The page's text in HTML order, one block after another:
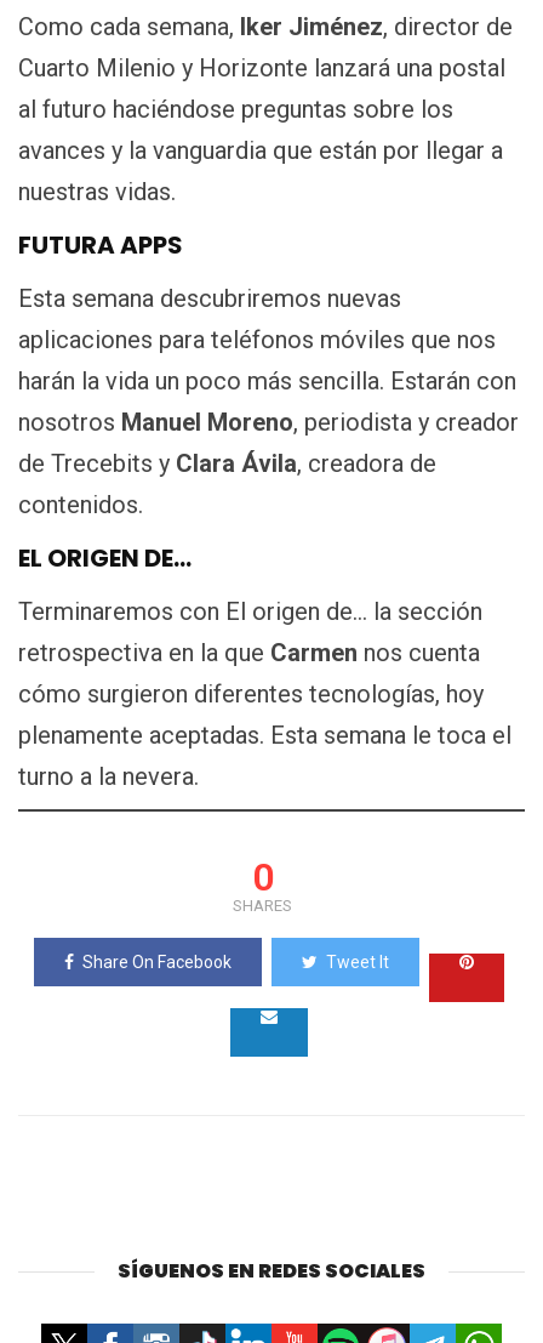
Como cada semana, Iker Jiménez, director de
Cuarto Milenio y Horizonte lanzará una postal
al futuro haciéndose preguntas sobre los
avances y la vanguardia que están por llegar a
nuestras vidas.
FUTURA APPS
Esta semana descubriremos nuevas
aplicaciones para teléfonos móviles que nos
harán la vida un poco más sencilla. Estarán con
nosotros Manuel Moreno, periodista y creador
de Trecebits y Clara Ávila, creadora de
contenidos.
EL ORIGEN DE…
Terminaremos con El origen de… la sección
retrospectiva en la que Carmen nos cuenta
cómo surgieron diferentes tecnologías, hoy
plenamente aceptadas. Esta semana le toca el
turno a la nevera.
0
SHARES
Share On Facebook Tweet It
SÍGUENOS EN REDES SOCIALES